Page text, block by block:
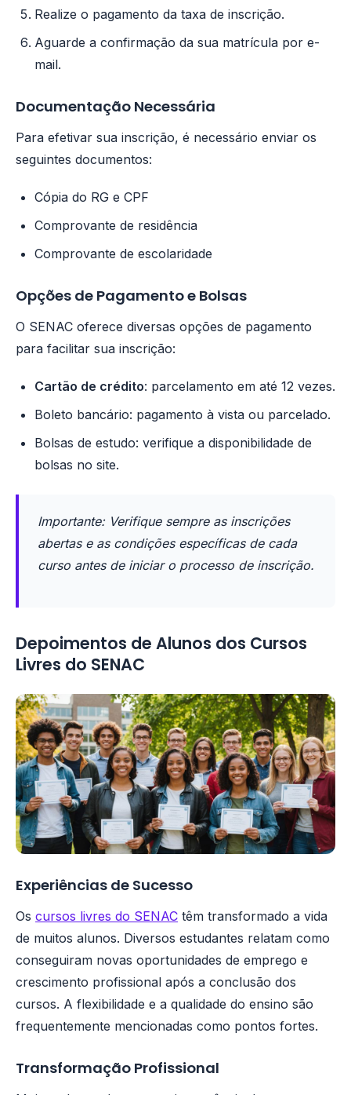
Realize o pagamento da taxa de inscrição.
Aguarde a confirmação da sua matrícula por e-
mail.
Documentação Necessária
Para efetivar sua inscrição, é necessário enviar os
seguintes documentos:
Cópia do RG e CPF
Comprovante de residência
Comprovante de escolaridade
Opções de Pagamento e Bolsas
O SENAC oferece diversas opções de pagamento
para facilitar sua inscrição:
Cartão de crédito: parcelamento em até 12 vezes.
Boleto bancário: pagamento à vista ou parcelado.
Bolsas de estudo: verifique a disponibilidade de
bolsas no site.
Importante: Verifique sempre as inscrições
abertas e as condições específicas de cada
curso antes de iniciar o processo de inscrição.
Depoimentos de Alunos dos Cursos
Livres do SENAC
Experiências de Sucesso
Os cursos livres do SENAC têm transformado a vida
de muitos alunos. Diversos estudantes relatam como
conseguiram novas oportunidades de emprego e
crescimento profissional após a conclusão dos
cursos. A flexibilidade e a qualidade do ensino são
frequentemente mencionadas como pontos fortes.
Transformação Profissional